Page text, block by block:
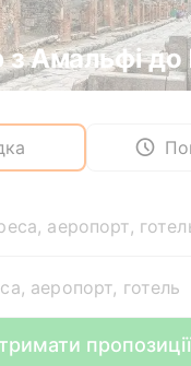
Амальфі до
аеропорт,
аеропорт, готель
пропозиції